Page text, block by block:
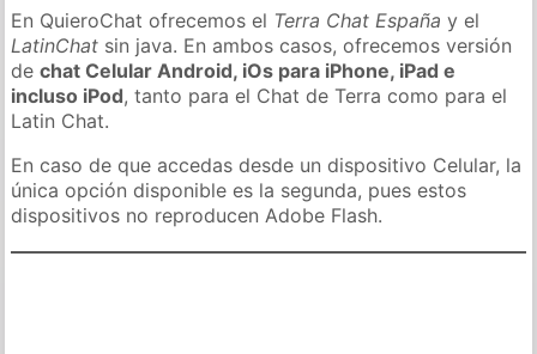
En QuieroChat ofrecemos el Terra Chat España y el
LatinChat sin java. En ambos casos, ofrecemos versión
dechat Celular Android, iOs para iPhone, iPad e
incluso iPod, tanto para el Chat de Terra como para el
Latin Chat.
En caso de que accedas desde un dispositivo Celular, la
única opción disponible es la segunda, pues estos
dispositivos no reproducen Adobe Flash.